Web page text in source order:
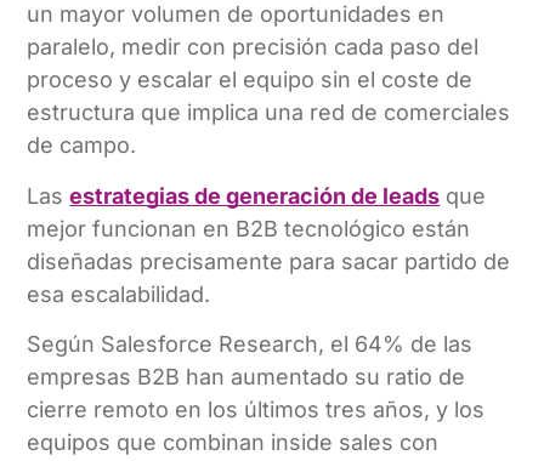
un mayor volumen de oportunidades en
paralelo, medir con precisión cada paso del
proceso y escalar el equipo sin el coste de
estructura que implica una red de comerciales
de campo.
Lasestrategias de generación de leads que
mejor funcionan en B2B tecnológico están
diseñadas precisamente para sacar partido de
esa escalabilidad.
Según Salesforce Research, el 64% de las
empresas B2B han aumentado su ratio de
cierre remoto en los últimos tres años, y los
equipos que combinan inside sales con